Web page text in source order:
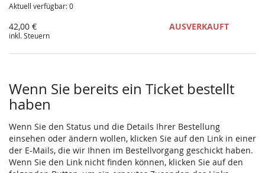
Aktuell verfügbar: 0
42,00 €
inkl. Steuern
AUSVERKAUFT
Wenn Sie bereits ein Ticket bestellt
haben
Wenn Sie den Status und die Details Ihrer Bestellung
einsehen oder ändern wollen, klicken Sie auf den Link in einer
der E-Mails, die wir Ihnen im Bestellvorgang geschickt haben.
Wenn Sie den Link nicht finden können, klicken Sie auf den